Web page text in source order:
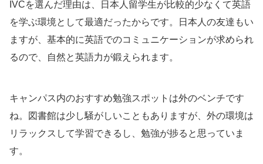
IVCを選んだ理由は、日本人留学生が比較的少なくて英語
を学ぶ環境として最適だったからです。日本人の友達もい
ますが、基本的に英語でのコミュニケーションが求められ
るので、自然と英語力が鍛えられます。
キャンパス内のおすすめ勉強スポットは外のベンチです
ね。図書館は少し騒がしいこともありますが、外の環境は
リラックスして学習できるし、勉強が捗ると思っていま
す。